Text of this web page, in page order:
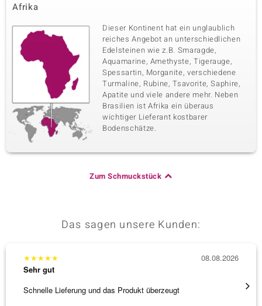
Krappenfassung
Fünfter Edelstein
Edelsteinvarietät
SI2 (H) Diamant
Anzahl und Größe
10 à versch. mm
Karatgewicht Summe Schliff
Runder Brillantschliff
Fassung
Krappenfassung
Herkunft
Afrika
Afrika
Dieser Kontinent hat ein unglaublich
reiches Angebot an unterschiedlichen
Edelsteinen wie z.B. Smaragde,
Aquamarine, Amethyste, Tigerauge,
Spessartin, Morganite, verschiedene
Turmaline, Rubine, Tsavorite, Saphire,
Apatite und viele andere mehr. Neben
Brasilien ist Afrika ein überaus
wichtiger Lieferant kostbarer
Bodenschätze.
Zum Schmuckstück
Das sagen unsere Kunden:
★★★★★
Sehr gut
Schnelle Lieferung und das Produkt überzeugt
08.08.2026